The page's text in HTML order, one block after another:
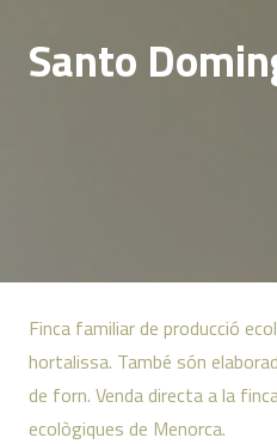
Santo
Finca familiar de producció
hortalissa. També són
de forn. Venda directa a la
ecològiques de Menorca.